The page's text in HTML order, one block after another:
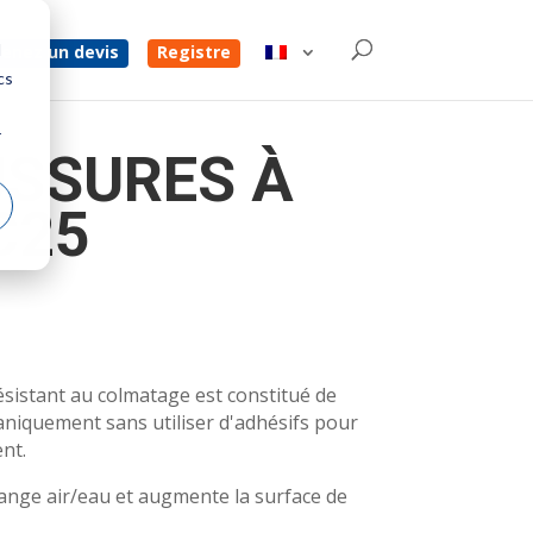
un devis Registre
À
au colmatage est constitué de
sans utiliser d'adhésifs pour
air/eau et augmente la surface de